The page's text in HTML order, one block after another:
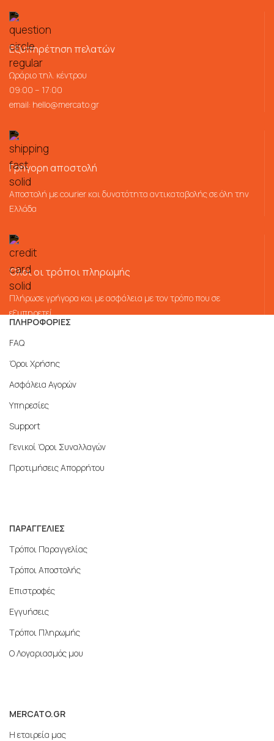
Εξυπηρέτηση πελατών
Ωράριο τηλ. κέντρου
09:00 – 17:00
email: hello@mercato.gr
Γρήγορη αποστολή
Αποστολή με courier και δυνατότητα αντικαταβολής σε όλη την
Ελλάδα
Όλοι οι τρόποι πληρωμής
Πλήρωσε γρήγορα και με ασφάλεια με τον τρόπο που σε
εξυπηρετεί
ΠΛΗΡΟΦΟΡΙΕΣ
FAQ
Όροι Χρήσης
Ασφάλεια Αγορών
Υπηρεσίες
Support
Γενικοί Όροι Συναλλαγών
Προτιμήσεις Απορρήτου
ΠΑΡΑΓΓΕΛΙΕΣ
Τρόποι Παραγγελίας
Τρόποι Αποστολής
Επιστροφές
Εγγυήσεις
Τρόποι Πληρωμής
Ο Λογαριασμός μου
MERCATO.GR
Η εταιρεία μας